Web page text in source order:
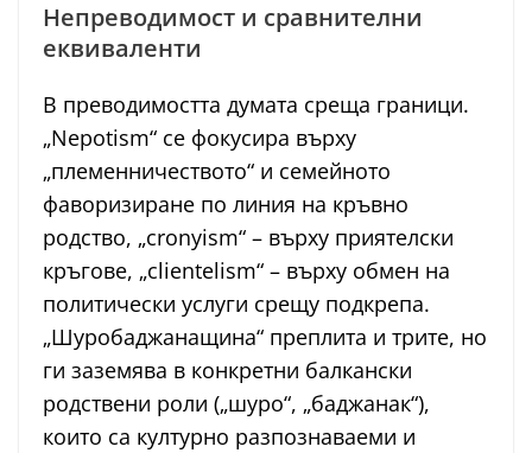
Непреводимост и сравнителни
еквиваленти
В преводимостта думата среща граници.
„Nepotism“ се фокусира върху
„племенничеството“ и семейното
фаворизиране по линия на кръвно
родство, „cronyism“ – върху приятелски
кръгове, „clientelism“ – върху обмен на
политически услуги срещу подкрепа.
„Шуробаджанащина“ преплита и трите, но
ги заземява в конкретни балкански
родствени роли („шуро“, „баджанак“),
които са културно разпознаваеми и